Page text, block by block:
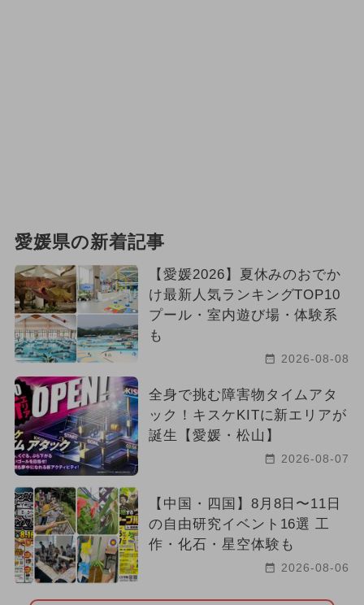
愛媛県の新着記事
【愛媛2026】夏休みのおでか
け最新人気ランキングTOP10
プール・室内遊び場・体験系
も
2026-08-08
全身で挑む障害物タイムアタ
ック！キスケKITに新エリアが
誕生【愛媛・松山】
2026-08-07
【中国・四国】8月8日〜11日
の自由研究イベント16選 工
作・化石・星空体験も
2026-08-06